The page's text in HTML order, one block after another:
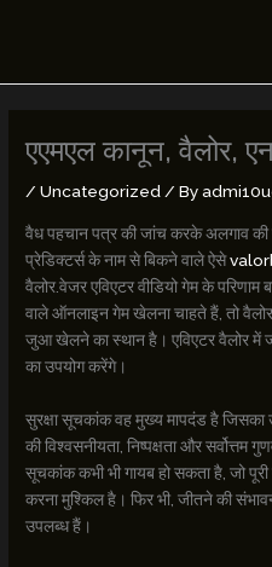
एएमएल कानून, वैलोर,
/Uncategorized / By
वैध पहचान पत्र की जांच करके अलगाव की
प्रेडिक्टर्स के नाम से बिकने वाले ऐसे
वैलोर.वेजर एविएटर वीडियो गेम के
वाले ऑनलाइन गेम खेलना चाहते हैं, तो
जुआ खेलने का स्थान है। एविएटर वैलोर में
का उपयोग करेंगे।
सुरक्षा सूचकांक वह मुख्य मापदंड है
की विश्वसनीयता, निष्पक्षता और
सूचकांक कभी भी गायब हो सकता है, जो
करना मुश्किल है। फिर भी, जीतने की
उपलब्ध हैं।